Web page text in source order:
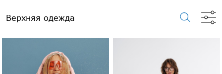
Верхняя одежда